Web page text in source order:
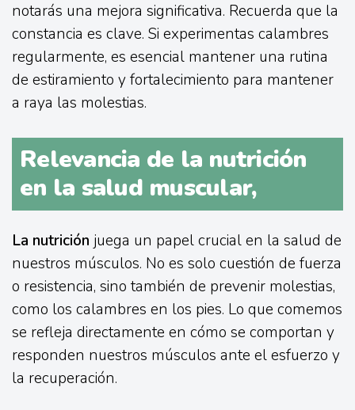
notarás una mejora significativa. Recuerda que la
constancia es clave. Si experimentas calambres
regularmente, es esencial mantener una rutina
de estiramiento y fortalecimiento para mantener
a raya las molestias.
Relevancia de la nutrición
en la salud muscular,
La nutrición juega un papel crucial en la salud de
nuestros músculos. No es solo cuestión de fuerza
o resistencia, sino también de prevenir molestias,
como los calambres en los pies. Lo que comemos
se refleja directamente en cómo se comportan y
responden nuestros músculos ante el esfuerzo y
la recuperación.